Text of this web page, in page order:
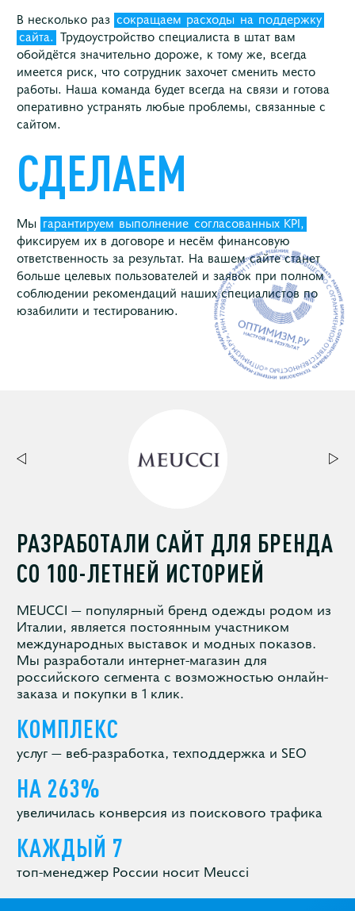
В несколько раз сокращаем расходы на поддержку
сайта. Трудоустройство специалиста в штат вам
обойдётся значительно дороже, к тому же, всегда
имеется риск, что сотрудник захочет сменить место
работы. Наша команда будет всегда на связи и готова
оперативно устранять любые проблемы, связанные с
сайтом.
СДЕЛАЕМ
Мы гарантируем выполнение согласованных KPI,
фиксируем их в договоре и несём финансовую
ответственность за результат. На вашем сайте станет
больше целевых пользователей и заявок при полном
соблюдении рекомендаций наших специалистов по
юзабилити и тестированию.
РАЗРАБОТАЛИ САЙТ ДЛЯ БРЕНДА
СО 100-ЛЕТНЕЙ ИСТОРИЕЙ
MEUCCI — популярный бренд одежды родом из
Италии, является постоянным участником
международных выставок и модных показов.
Мы разработали интернет-магазин для
российского сегмента с возможностью онлайн-
заказа и покупки в 1 клик.
КОМПЛЕКС
услуг — веб-разработка, техподдержка и SEO
НА 263%
увеличилась конверсия из поискового трафика
КАЖДЫЙ 7
топ-менеджер России носит Meucci